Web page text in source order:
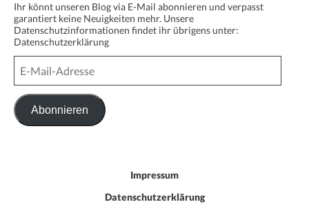
Ihr könnt unseren Blog via E-Mail abonnieren und verpasst
garantiert keine Neuigkeiten mehr. Unsere
Datenschutzinformationen findet ihr übrigens unter:
Datenschutzerklärung
Mail-
Adresse
Abonnieren
Impressum
Datenschutzerklärung